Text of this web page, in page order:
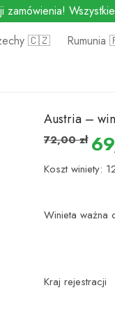
zamówienia!
🇨🇿
Austria –
72,00zł
Koszt winiety:
Winieta ważna
Kraj rejestracji